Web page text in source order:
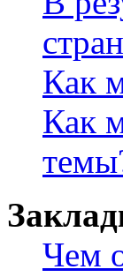
Как
Как
Чем